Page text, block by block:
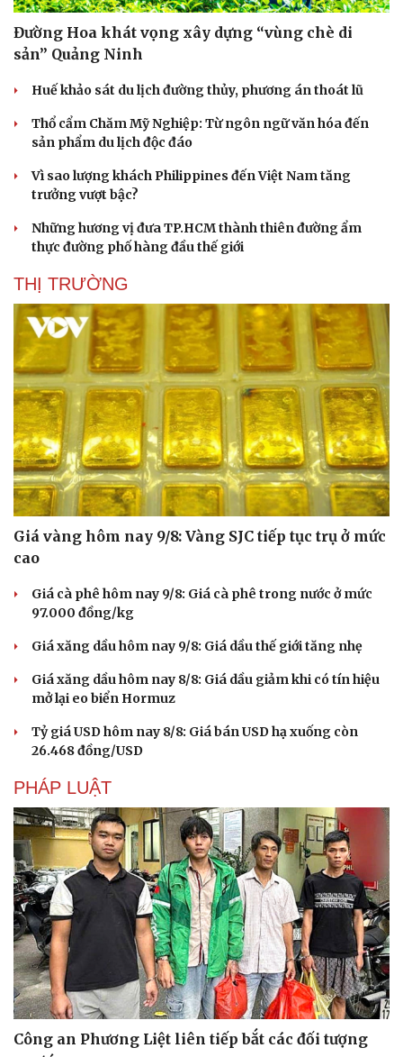
Du lịch
Tư vấn
check-in
Podcast
Hạt giống tâm hồn
Đường Hoa khát vọng xây dựng “vùng chè di
sản” Quảng Ninh
Huế khảo sát du lịch đường thủy, phương án thoát lũ
Thổ cẩm Chăm Mỹ Nghiệp: Từ ngôn ngữ văn hóa đến
sản phẩm du lịch độc đáo
Vì sao lượng khách Philippines đến Việt Nam tăng
trưởng vượt bậc?
Những hương vị đưa TP.HCM thành thiên đường ẩm
thực đường phố hàng đầu thế giới
THỊ TRƯỜNG
Giá vàng hôm nay 9/8: Vàng SJC tiếp tục trụ ở mức
cao
Giá cà phê hôm nay 9/8: Giá cà phê trong nước ở mức
97.000 đồng/kg
Giá xăng dầu hôm nay 9/8: Giá dầu thế giới tăng nhẹ
Giá xăng dầu hôm nay 8/8: Giá dầu giảm khi có tín hiệu
mở lại eo biển Hormuz
Tỷ giá USD hôm nay 8/8: Giá bán USD hạ xuống còn
26.468 đồng/USD
PHÁP LUẬT
Công an Phương Liệt liên tiếp bắt các đối tượng